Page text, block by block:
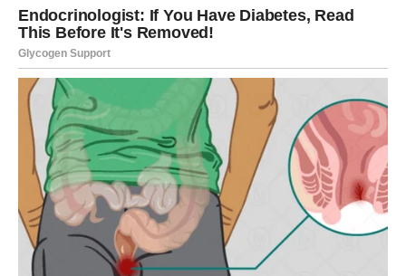
JEDAN ZNAK MIJENJA SVE
Naredni dani donose događaj koji bi mogao imati mnogo
veći značaj nego što će vam se u početku činiti.
Možda razgovor.